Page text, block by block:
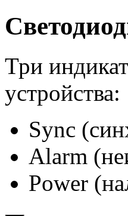
Три
устройства:
Sync
Alarm
Power